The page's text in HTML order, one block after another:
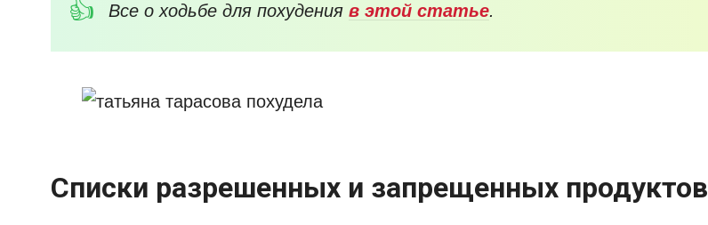
Все о ходьбе для похудения в этой статье.
Списки разрешенных и запрещенных продуктов